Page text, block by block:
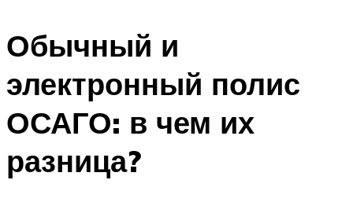
Обычный и
электронный полис
ОСАГО: в чем их
разница?